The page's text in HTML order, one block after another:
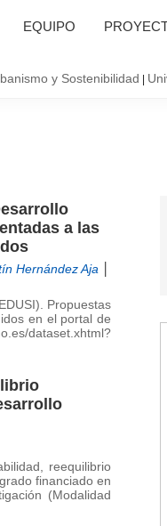
y Sostenibilidad
EQUIPO
a las
Hernández Aja
Propuestas
en el portal de
dataset.xhtml?
reequilibrio
financiado en
(Modalidad